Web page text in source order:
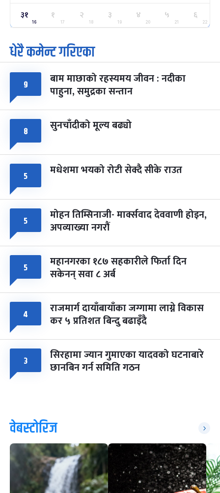
२५
मंगल
ग्याल्पो ल्होसार
फाल्गुन २५, २०८३ Mar 9, 2027
७ महिना बाँकी
७
आइत
पूर्णिमा व्रत
चैत्र ७, २०८३-Mar 21, 2027
८ फागुपूर्णिमा
चैत्र ८, २०८३-Mar 22, 2027
७ महिना बाँकी
३१
16
१
17
२
18
३
19
४
20
५
21
६
22
धेरै कमेन्ट गरिएका
९ बाम माछाको रहस्यमय जीवन : नदीका
पाहुना, समुद्रका सन्तान
८ सुनचाँदीको मूल्य बढ्यो
५ मधेशमा भयको रोटी सेक्दै सीके राउत
५ मोहन तिम्सिनाजी- मार्क्सवाद देववाणी होइन,
अपव्याख्या नगरौं
५ महानगरका १८७ सहकारीले फिर्ता दिन
सकेनन् सवा ८ अर्ब
४ राजमार्ग दायाँबायाँका जग्गामा लाग्ने विकास
कर ५ प्रतिशत बिन्दु बढाइँदै
३ सिरहामा ज्यान गुमाएका यादवको घटनाबारे
छानबिन गर्न समिति गठन
वेबस्टोरिज